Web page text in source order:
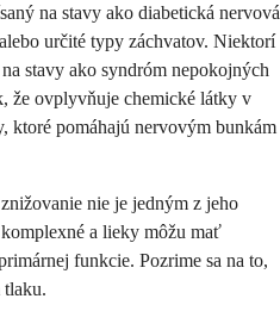
na stavy ako diabetická nervová
určité typy záchvatov. Niektorí
stavy ako syndróm nepokojných
že ovplyvňuje chemické látky v
ktoré pomáhajú nervovým bunkám
nie je jedným z jeho
a lieky môžu mať
funkcie. Pozrime sa na to,
tlaku.